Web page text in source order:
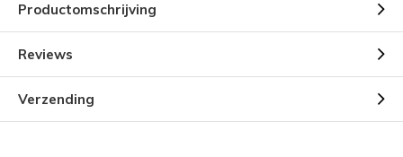
Productomschrijving
Reviews
Verzending